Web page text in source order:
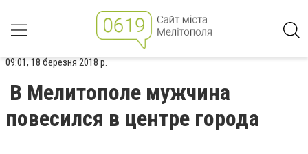
09:01, 18 березня 2018 р.
В Мелитополе мужчина
повесился в центре города